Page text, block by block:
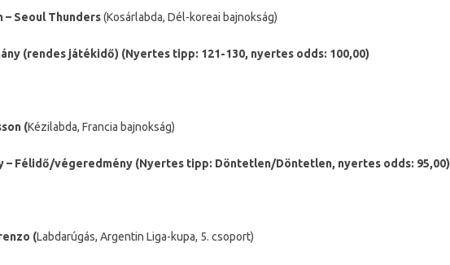
– Seoul Thunders(Kosárlabda, Dél-koreai bajnokság)
(rendes játékidő) (Nyertes tipp: 121-130, nyertes odds: 100,00)
(Kézilabda, Francia bajnokság)
– Félidő/végeredmény (Nyertes tipp: Döntetlen/Döntetlen, nyertes odds: 95,00)
(Labdarúgás, Argentin Liga-kupa, 5. csoport)